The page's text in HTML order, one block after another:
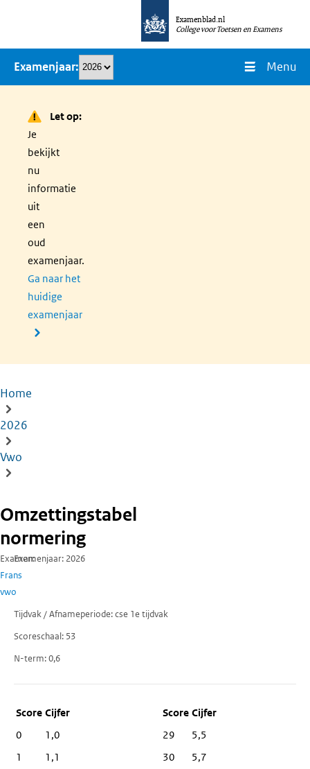
naar
inhoud
Examenblad.nl
College voor Toetsen en Examens
Examenjaar Menu
Let op:
Je
bekijkt
nu
informatie
uit
een
oud
examenjaar.
Ga naar het
huidige
examenjaar
Kruimelpad
Home
2026
Vwo
Omzettingstabel
normering
Examen
Frans
vwo
Examenjaar 2026
Tijdvak / Afnameperiode cse 1e tijdvak
Scoreschaal 53
N-term 0,6
Score Cijfer
0
1,0
1
1,1
29
5,5
30
5,7